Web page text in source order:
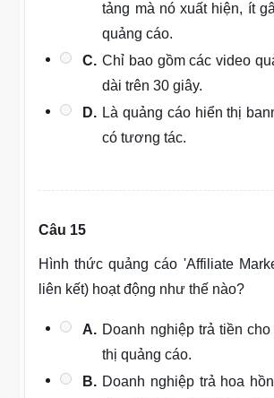
tảng mà nó xuất hiện, ít
quảng cáo.
C. Chỉ bao gồm các video
dài trên 30 giây.
D. Là quảng cáo hiển thị
có tương tác.
Câu 15
Hình thức quảng cáo 'Affiliate
liên kết) hoạt động như thế nào?
A. Doanh nghiệp trả tiền
thị quảng cáo.
B. Doanh nghiệp trả hoa